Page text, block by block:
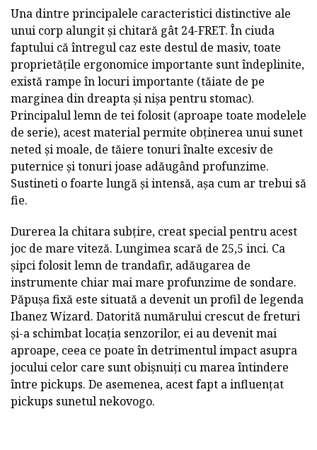
Una dintre principalele caracteristici distinctive ale
unui corp alungit și chitară gât 24-FRET. În ciuda
faptului că întregul caz este destul de masiv, toate
proprietățile ergonomice importante sunt îndeplinite,
există rampe în locuri importante (tăiate de pe
marginea din dreapta și nișa pentru stomac).
Principalul lemn de tei folosit (aproape toate modelele
de serie), acest material permite obținerea unui sunet
neted și moale, de tăiere tonuri înalte excesiv de
puternice și tonuri joase adăugând profunzime.
Sustineti o foarte lungă și intensă, așa cum ar trebui să
fie.
Durerea la chitara subțire, creat special pentru acest
joc de mare viteză. Lungimea scară de 25,5 inci. Ca
șipci folosit lemn de trandafir, adăugarea de
instrumente chiar mai mare profunzime de sondare.
Păpușa fixă este situată a devenit un profil de legenda
Ibanez Wizard. Datorită numărului crescut de freturi
și-a schimbat locația senzorilor, ei au devenit mai
aproape, ceea ce poate în detrimentul impact asupra
jocului celor care sunt obișnuiți cu marea întindere
între pickups. De asemenea, acest fapt a influențat
pickups sunetul nekovogo.